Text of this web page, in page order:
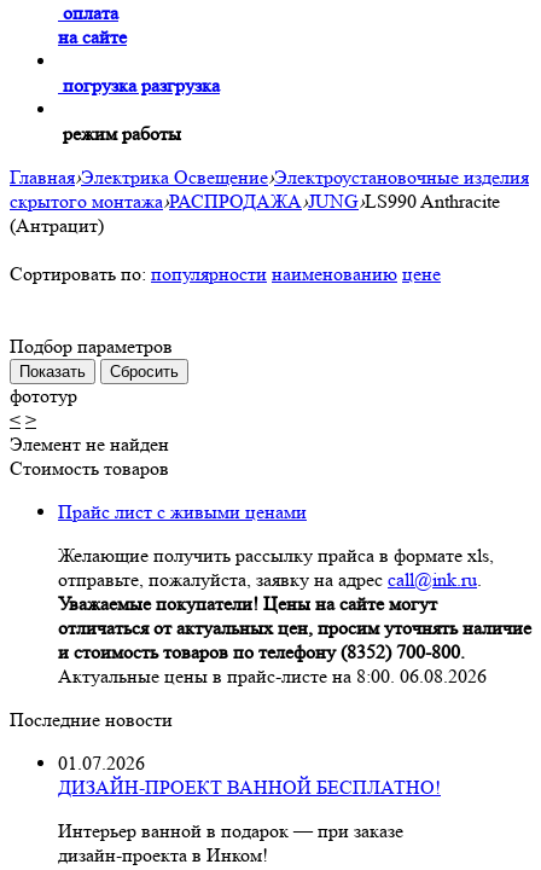
оплата
на сайте
погрузка разгрузка
режим работы
Главная›Электрика Освещение›Электроустановочные изделия
скрытого монтажа›РАСПРОДАЖА›JUNG›LS990 Anthracite
(Антрацит)
Сортировать по: популярности наименованию цене
Подбор параметров
фототур
< >
Элемент не найден
Стоимость товаров
Прайс лист с живыми ценами
Желающие получить рассылку прайса в формате xls,
отправьте, пожалуйста, заявку на адрес call@ink.ru.
Уважаемые покупатели! Цены на сайте могут
отличаться от актуальных цен, просим уточнять наличие
и стоимость товаров по телефону (8352) 700-800.
Актуальные цены в прайс-листе на 8:00. 06.08.2026
Последние новости
01.07.2026
ДИЗАЙН-ПРОЕКТ ВАННОЙ БЕСПЛАТНО!
Интерьер ванной в подарок — при заказе
дизайн‑проекта в Инком!